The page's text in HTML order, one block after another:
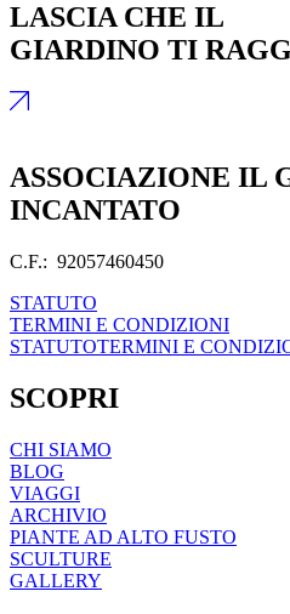
LASCIA CHE IL
GIARDINO TI
ASSOCIAZIONE IL
INCANTATO
C.F.: 92057460450
STATUTO
TERMINI E CONDIZIONI
STATUTOTERMINI E
SCOPRI
CHI SIAMO
BLOG
VIAGGI
ARCHIVIO
PIANTE AD ALTO FUSTO
SCULTURE
GALLERY